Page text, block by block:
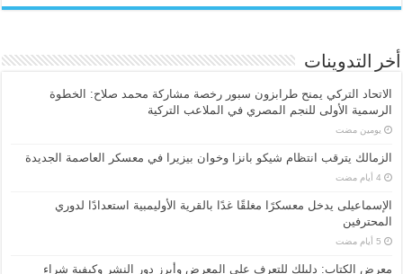
أخر التدوينات
الاتحاد التركي يمنح طرابزون سبور رخصة مشاركة محمد صلاح: الخطوة
الرسمية الأولى للنجم المصري في الملاعب التركية
‏يومين مضت
الزمالك يترقب انتظام شيكو بانزا وخوان بيزيرا في معسكر العاصمة الجديدة
الإسماعیلی یدخل معسكرًا مغلقًا غدًا بالقرية الأوليمبية استعدادًا لدوري
المحترفين
معرض الكتاب: دليلك للتعرف على المعرض وأبرز دور النشر وكيفية شراء